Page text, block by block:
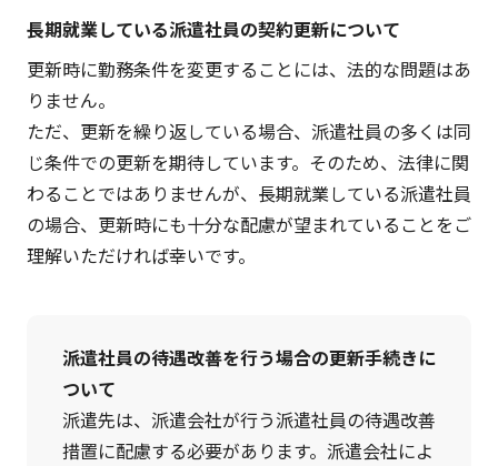
⾧期就業している派遣社員の契約更新について
更新時に勤務条件を変更することには、法的な問題はあ
りません。
ただ、更新を繰り返している場合、派遣社員の多くは同
じ条件での更新を期待しています。そのため、法律に関
わることではありませんが、⾧期就業している派遣社員
の場合、更新時にも十分な配慮が望まれていることをご
理解いただければ幸いです。
派遣社員の待遇改善を行う場合の更新手続きに
ついて
派遣先は、派遣会社が行う派遣社員の待遇改善
措置に配慮する必要があります。派遣会社によ